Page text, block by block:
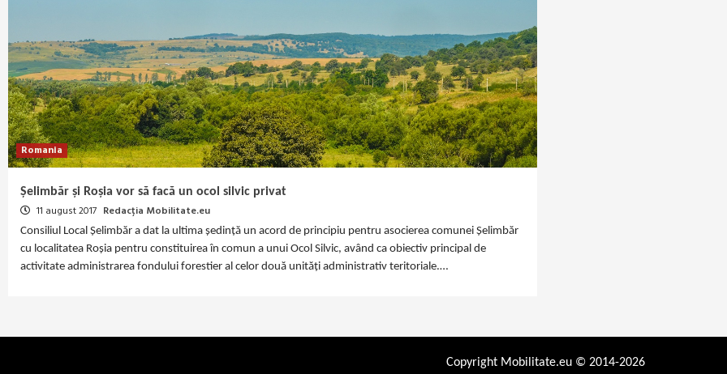
Romania
Șelimbăr și Roșia vor să facă un ocol silvic privat
11 august 2017 Redacția Mobilitate.eu
Consiliul Local Șelimbăr a dat la ultima ședință un acord de principiu pentru asocierea comunei Șelimbăr
cu localitatea Roșia pentru constituirea în comun a unui Ocol Silvic, având ca obiectiv principal de
activitate administrarea fondului forestier al celor două unități administrativ teritoriale.…
Copyright Mobilitate.eu © 2014-2026